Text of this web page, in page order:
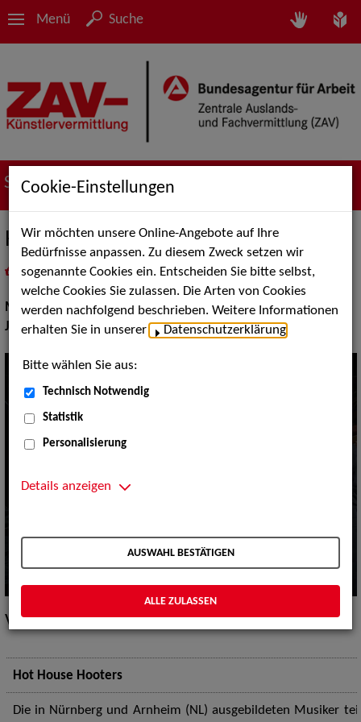
Menü Suche
Suche nach Künstler*innen
Hot House Hooters
als PDF speichern
inMeine Merklistelegen
Musik:Jazz
Jazz:Standards und Swing, Oldtime Jazz
Vita / Credits
Hot House Hooters
Die in Nürnberg und Arnheim (NL) ausgebildeten Musiker
Cookie-Einstellungen
Wir möchten unsere Online-Angebote auf Ihre
Bedürfnisse anpassen. Zu diesem Zweck setzen wir
sogenannte Cookies ein. Entscheiden Sie bitte selbst,
welche Cookies Sie zulassen. Die Arten von Cookies
werden nachfolgend beschrieben. Weitere Informationen
erhalten Sie in unserer
Datenschutzerklärung
Bitte wählen Sie aus:
Technisch Notwendig
Statistik
Personalisierung
Details anzeigen
AUSWAHL BESTÄTIGEN
ALLE ZULASSEN